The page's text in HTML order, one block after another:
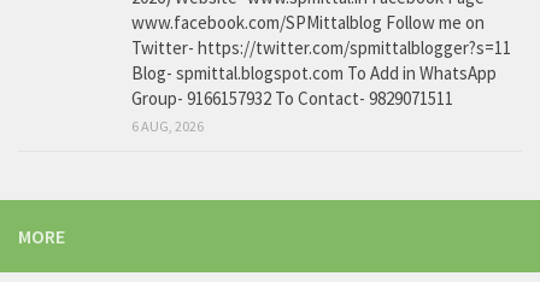
www.facebook.com/SPMittalblog Follow me on
Twitter- https://twitter.com/spmittalblogger?s=11
Blog- spmittal.blogspot.com To Add in WhatsApp
Group- 9166157932 To Contact- 9829071511
6 AUG, 2026
MORE